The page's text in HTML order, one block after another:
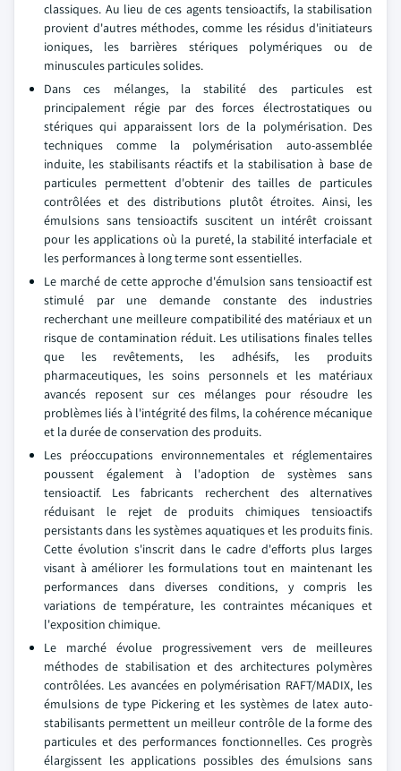
classiques. Au lieu de ces agents tensioactifs, la stabilisation
provient d'autres méthodes, comme les résidus d'initiateurs
ioniques, les barrières stériques polymériques ou de
minuscules particules solides.
Dans ces mélanges, la stabilité des particules est
principalement régie par des forces électrostatiques ou
stériques qui apparaissent lors de la polymérisation. Des
techniques comme la polymérisation auto-assemblée
induite, les stabilisants réactifs et la stabilisation à base de
particules permettent d'obtenir des tailles de particules
contrôlées et des distributions plutôt étroites. Ainsi, les
émulsions sans tensioactifs suscitent un intérêt croissant
pour les applications où la pureté, la stabilité interfaciale et
les performances à long terme sont essentielles.
Le marché de cette approche d'émulsion sans tensioactif est
stimulé par une demande constante des industries
recherchant une meilleure compatibilité des matériaux et un
risque de contamination réduit. Les utilisations finales telles
que les revêtements, les adhésifs, les produits
pharmaceutiques, les soins personnels et les matériaux
avancés reposent sur ces mélanges pour résoudre les
problèmes liés à l'intégrité des films, la cohérence mécanique
et la durée de conservation des produits.
Les préoccupations environnementales et réglementaires
poussent également à l'adoption de systèmes sans
tensioactif. Les fabricants recherchent des alternatives
réduisant le rejet de produits chimiques tensioactifs
persistants dans les systèmes aquatiques et les produits finis.
Cette évolution s'inscrit dans le cadre d'efforts plus larges
visant à améliorer les formulations tout en maintenant les
performances dans diverses conditions, y compris les
variations de température, les contraintes mécaniques et
l'exposition chimique.
Le marché évolue progressivement vers de meilleures
méthodes de stabilisation et des architectures polymères
contrôlées. Les avancées en polymérisation RAFT/MADIX, les
émulsions de type Pickering et les systèmes de latex auto-
stabilisants permettent un meilleur contrôle de la forme des
particules et des performances fonctionnelles. Ces progrès
élargissent les applications possibles des émulsions sans